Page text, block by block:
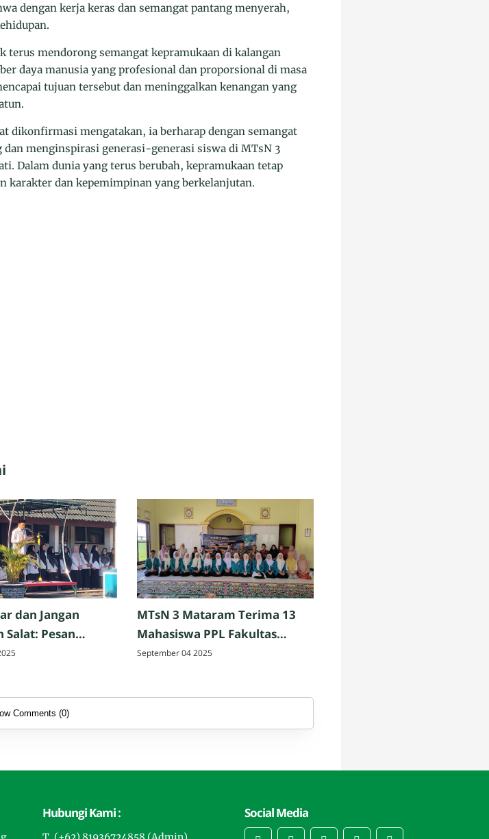
dengan kerja keras dan semangat pantang menyerah,
mendorong semangat kepramukaan di kalangan
daya manusia yang profesional dan proporsional di masa
tujuan tersebut dan meninggalkan kenangan yang
dikonfirmasi mengatakan, ia berharap dengan semangat
menginspirasi generasi-generasi siswa di MTsN 3
Dalam dunia yang terus berubah, kepramukaan tetap
karakter dan kepemimpinan yang berkelanjutan.
dan Jangan
Salat: Pesan
Hazmi Hakim,
MTsN 3 Mataram Terima 13
Mahasiswa PPL Fakultas
Tarbiyah dan Keguruan UIN
September 04 2025
Comments (0)
Hubungi Kami : Social Media